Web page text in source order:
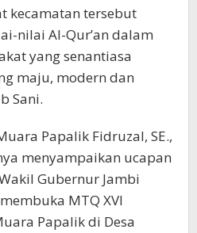
kecamatan tersebut
nilai Al-Qur’an dalam
yang senantiasa
maju, modern dan
Sani.
Papalik Fidruzal, SE.,
menyampaikan ucapan
Gubernur Jambi
MTQ XVI
Papalik di Desa